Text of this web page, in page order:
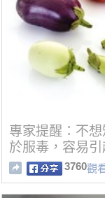
專家提醒：不
於服毒，容易引
3760觀